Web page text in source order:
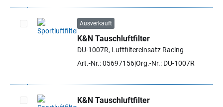
Artikel auswählen
Ausverkauft
K&N Tauschluftfilter
DU-1007R, Luftfiltereinsatz Racing
Art.-Nr.: 05697156Org.-Nr.: DU-1007R
K&N Tauschluftfilter